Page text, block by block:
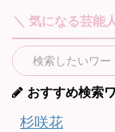
＼ 気になる芸能
おすすめ検索
杉咲花